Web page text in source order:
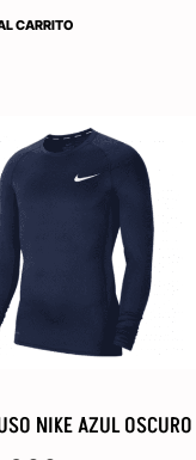
CARRITO
NIKE AZUL OSCURO